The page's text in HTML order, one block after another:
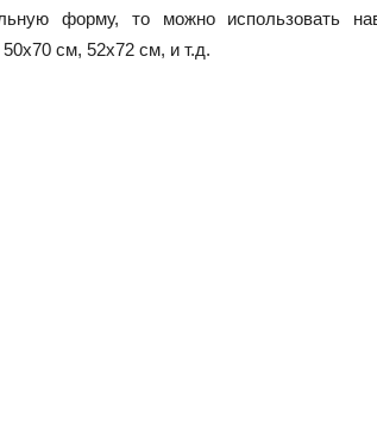
форму, то можно использовать
см, 52х72 см, и т.д.